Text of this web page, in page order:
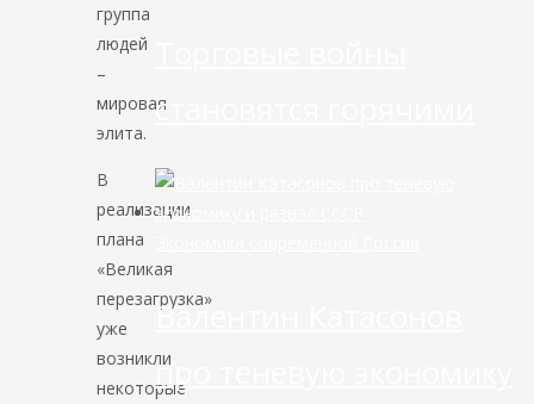
группа
людей
–
мировая
элита.
В
реализации
плана
«Великая
перезагрузка»
уже
возникли
некоторые
становятся горячими
Валентин Катасонов
про теневую экономику